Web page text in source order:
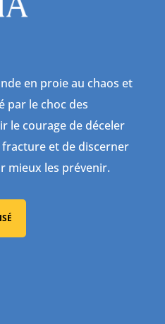
en proie au chaos et
par le choc des
le courage de déceler
fracture et de discerner
mieux les prévenir.